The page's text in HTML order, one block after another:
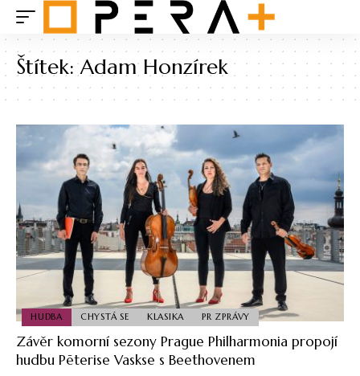
Štítek:Adam Honzírek
HUDBA CHYSTÁ SE KLASIKA PR ZPRÁVY
Závěr komorní sezony Prague Philharmonia propojí
hudbu Pēterise Vaskse s Beethovenem